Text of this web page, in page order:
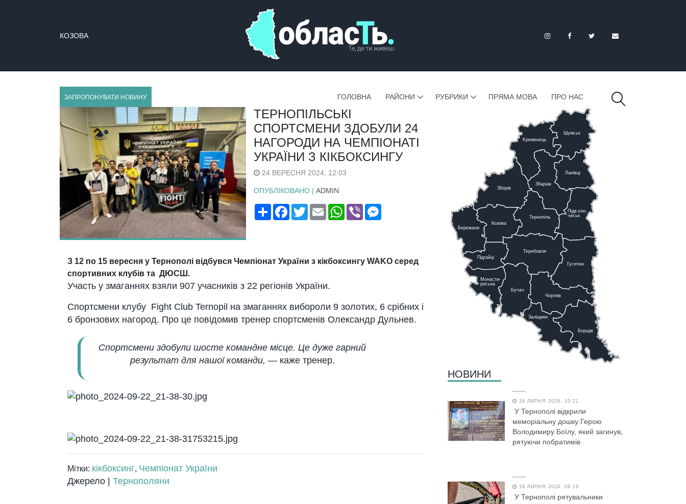
ЗАПРОПОНУВАТИ НОВИНУ ГОЛОВНА РАЙОНИ РУБРИКИ ПРЯМА МОВА ПРО НАС
ТЕРНОПІЛЬСЬКІ
СПОРТСМЕНИ ЗДОБУЛИ 24
НАГОРОДИ НА ЧЕМПІОНАТІ
УКРАЇНИ З КІКБОКСИНГУ
24 ВЕРЕСНЯ 2024, 12:03
ОПУБЛІКОВАНО | ADMIN
ПоширитиFacebook
TwitterEmail WhatsApp
Viber
З 12 по 15 вересня у Тернополі відбувся Чемпіонат України з кікбоксингу WAKO серед
спортивних клубів та ДЮСШ.
Участь у змаганнях взяли 907 учасників з 22 регіонів України.
Спортсмени клубу Fight Club Ternopil на змаганнях вибороли 9 золотих, 6 срібних і
6 бронзових нагород. Про це повідомив тренер спортсменів Олександр Дульнев.
Спортсмени здобули шосте командне місце. Це дуже гарний
результат для нашої команди, — каже тренер.
Мітки: кікбоксинг, Чемпіонат України
Джерело | Тернополяни
Тернопіль
Теребовля
Бучач
Заліщики
Борщів
Чортків
Гусятин
Підволо-
чиськ
Ланівці
Збараж
Шумськ
Кременець
Козова
Бережани
Підгайці
Зборів
Монасти-
риська
НОВИНИ
18 ЛИПНЯ 2026, 10:21
У Тернополі відкрили
меморіальну дошку Герою
Володимиру Боїлу, який загинув,
рятуючи побратимів
18 ЛИПНЯ 2026, 06:19
У Тернополі рятувальники